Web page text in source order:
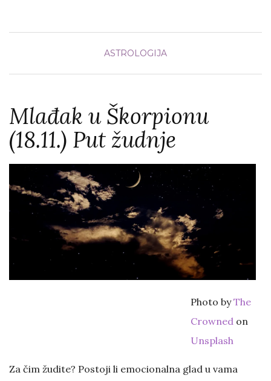
ASTROLOGIJA
Mlađak u Škorpionu
(18.11.) Put žudnje
Photo byThe
Crowned on
Unsplash
Za čim žudite? Postoji li emocionalna glad u vama